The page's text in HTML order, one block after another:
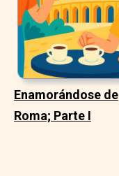
Enamorándose de
Roma; Parte I